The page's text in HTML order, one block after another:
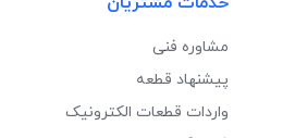
مشاوره فنی
پیشنهاد قطعه
واردات قطعات الکترونیک